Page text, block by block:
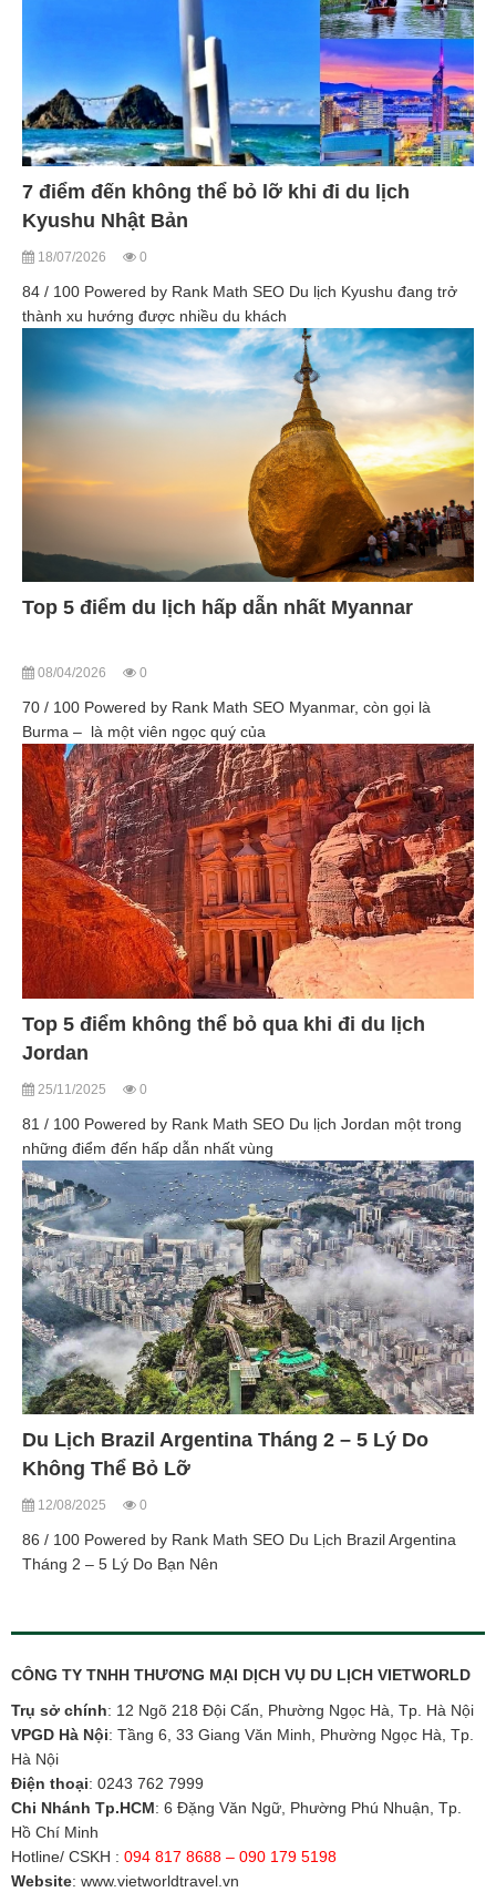
7 điểm đến không thể bỏ lỡ khi đi du lịch
Kyushu Nhật Bản
18/07/2026 0
84 / 100 Powered by Rank Math SEO Du lịch Kyushu đang trở
thành xu hướng được nhiều du khách
Top 5 điểm du lịch hấp dẫn nhất Myannar
08/04/2026 0
70 / 100 Powered by Rank Math SEO Myanmar, còn gọi là
Burma – là một viên ngọc quý của
Top 5 điểm không thể bỏ qua khi đi du lịch
Jordan
25/11/2025 0
81 / 100 Powered by Rank Math SEO Du lịch Jordan một trong
những điểm đến hấp dẫn nhất vùng
Du Lịch Brazil Argentina Tháng 2 – 5 Lý Do
Không Thể Bỏ Lỡ
12/08/2025 0
86 / 100 Powered by Rank Math SEO Du Lịch Brazil Argentina
Tháng 2 – 5 Lý Do Bạn Nên
CÔNG TY TNHH THƯƠNG MẠI DỊCH VỤ DU LỊCH VIETWORLD
Trụ sở chính: 12 Ngõ 218 Đội Cấn, Phường Ngọc Hà, Tp. Hà Nội
VPGD Hà Nội: Tầng 6, 33 Giang Văn Minh, Phường Ngọc Hà, Tp.
Hà Nội
Điện thoại: 0243 762 7999
Chi Nhánh Tp.HCM: 6 Đặng Văn Ngữ, Phường Phú Nhuận, Tp.
Hồ Chí Minh
Hotline/ CSKH : 094 817 8688 – 090 179 5198
Website: www.vietworldtravel.vn